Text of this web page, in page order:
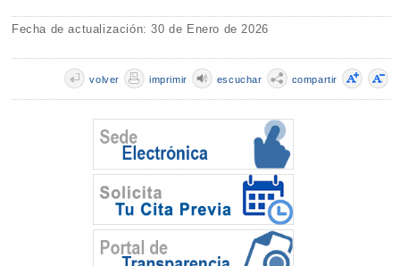
Fecha de actualización: 30 de Enero de 2026
compartir
escuchar
imprimir
volver